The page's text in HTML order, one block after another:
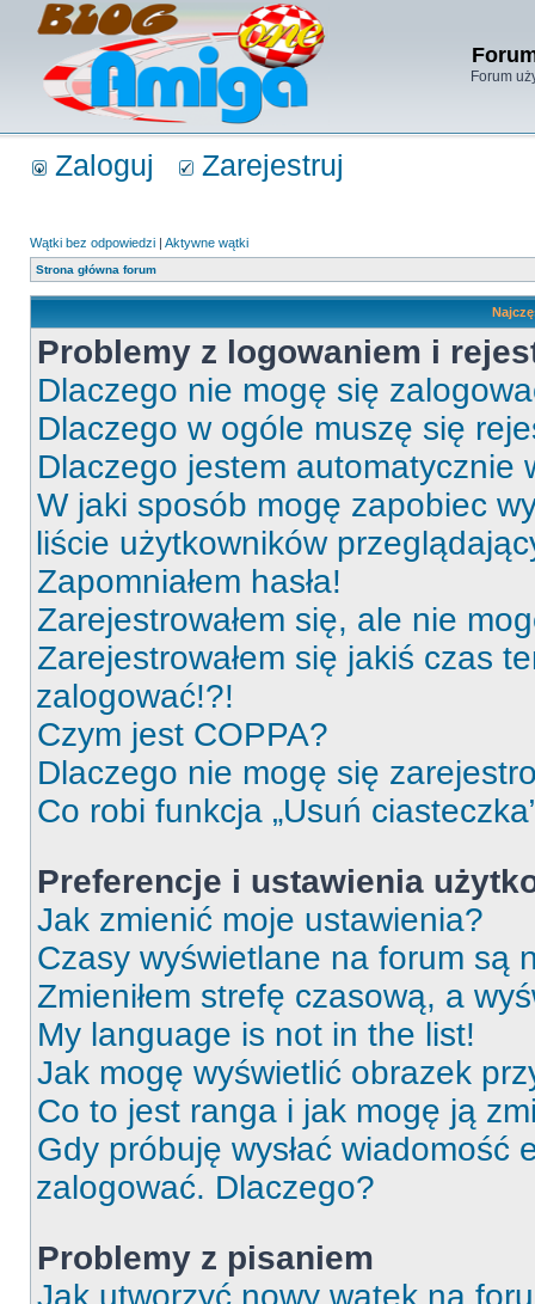
Forum
Zaloguj Zarejestruj
Wątki bez odpowiedzi | Aktywne wątki
Strona główna forum
Problemy z logowaniem i
Dlaczego nie mogę się
Dlaczego w ogóle muszę się
Dlaczego jestem automatycznie
W jaki sposób mogę zapobiec
liście użytkowników
Zapomniałem hasła!
Zarejestrowałem się, ale nie
Zarejestrowałem się jakiś czas
zalogować!?!
Czym jest COPPA?
Dlaczego nie mogę się
Co robi funkcja „Usuń
Preferencje i ustawienia
Jak zmienić moje ustawienia?
Czasy wyświetlane na forum są
Zmieniłem strefę czasową, a
My language is not in the list!
Jak mogę wyświetlić obrazek
Co to jest ranga i jak mogę ją
Gdy próbuję wysłać wiadomość
zalogować. Dlaczego?
Problemy z pisaniem
Jak utworzyć nowy wątek na